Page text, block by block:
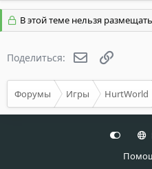
к
ц
и
:
В этой теме нельзя
Поделиться: Электронная
Форумы Игры HurtWorld